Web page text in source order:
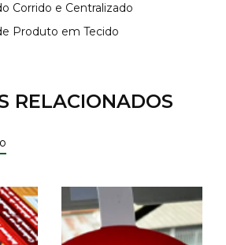
Corrido e Centralizado
Produto em Tecido
RELACIONADOS